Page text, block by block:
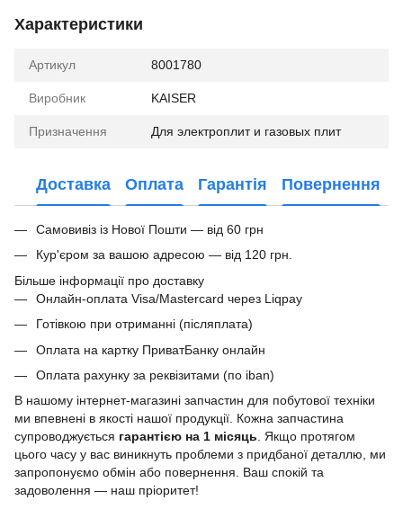
Характеристики
Артикул 8001780
Виробник KAISER
Призначення Для электроплит и газовых плит
Доставка Оплата Гарантія Повернення
Самовивіз із Нової Пошти — від 60 грн
Кур'єром за вашою адресою — від 120 грн.
Більше інформації про доставку
Онлайн-оплата Visa/Mastercard через Liqpay
Готівкою при отриманні (післяплата)
Оплата на картку ПриватБанку онлайн
Оплата рахунку за реквізитами (по iban)
В нашому інтернет-магазині запчастин для побутової техніки
ми впевнені в якості нашої продукції. Кожна запчастина
супроводжується гарантією на 1 місяць. Якщо протягом
цього часу у вас виникнуть проблеми з придбаної деталлю, ми
запропонуємо обмін або повернення. Ваш спокій та
задоволення — наш пріоритет!